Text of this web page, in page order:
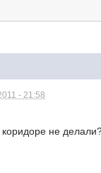
- 21:58
не